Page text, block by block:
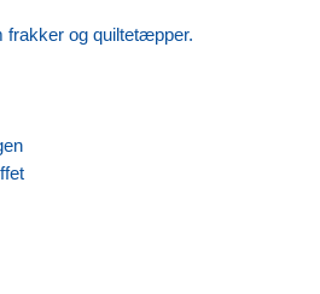
frakker og quiltetæpper.